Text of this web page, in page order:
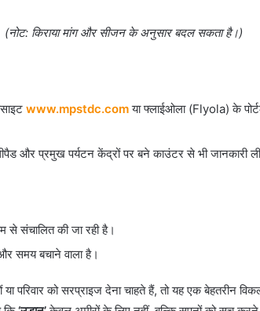
(नोट: किराया मांग और सीजन के अनुसार बदल सकता है।)
www.mpstdc.comया फ्लाईओला (Flyola) के
और प्रमुख पर्यटन केंद्रों पर बने काउंटर से भी जानकारी
से संचालित की जा रही है।
समय बचाने वाला है।
परिवार को सरप्राइज देना चाहते हैं, तो यह एक बेहतरीन